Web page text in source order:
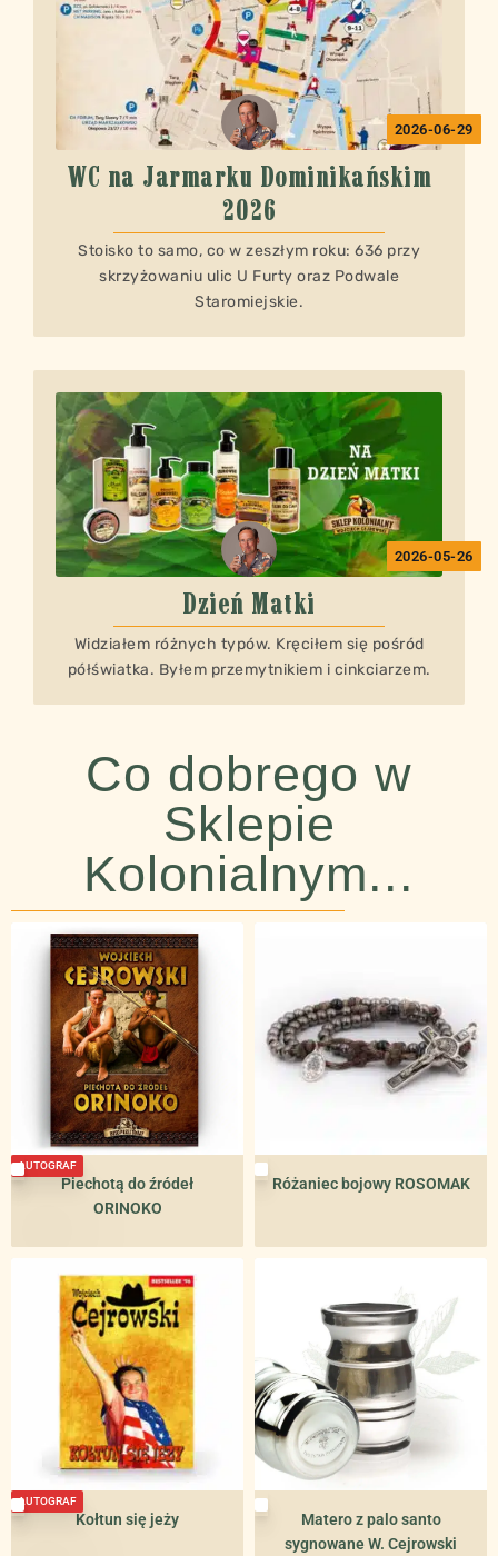
2026-06-29
WC na Jarmarku Dominikańskim
2026
Stoisko to samo, co w zeszłym roku: 636 przy
skrzyżowaniu ulic U Furty oraz Podwale
Staromiejskie.
2026-05-26
Dzień Matki
Widziałem różnych typów. Kręciłem się pośród
półświatka. Byłem przemytnikiem i cinkciarzem.
Co dobrego w
Sklepie
Kolonialnym...​
AUTOGRAF
Piechotą do źródeł
ORINOKO
Różaniec bojowy ROSOMAK
AUTOGRAF
Kołtun się jeży
Matero z palo santo
sygnowane W. Cejrowski